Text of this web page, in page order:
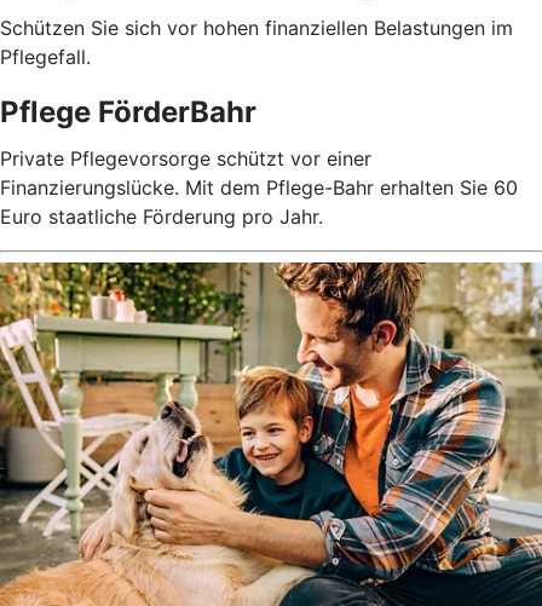
Schützen Sie sich vor hohen finanziellen Belastungen im
Pflegefall.
Pflege FörderBahr
Private Pflegevorsorge schützt vor einer
Finanzierungslücke. Mit dem Pflege-Bahr erhalten Sie 60
Euro staatliche Förderung pro Jahr.